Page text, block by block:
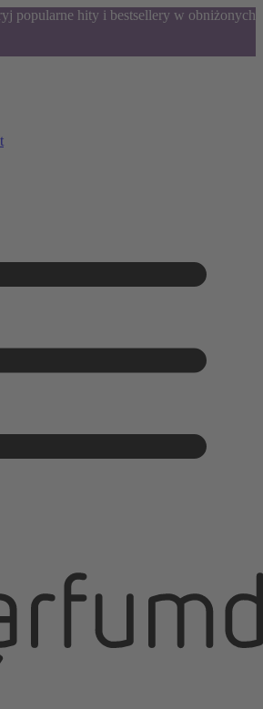
popularne hity i bestsellery w obniżonych